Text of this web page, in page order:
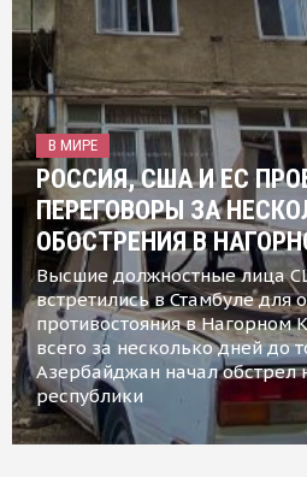
В МИРЕ
РОССИЯ, США И ЕС
ПЕРЕГОВОРЫ ЗА
ОБОСТРЕНИЯ В
Высшие должностные лица
встретились в Стамбуле для
противостояния в Нагорном
всего за несколько дней до
Азербайджан начал обстрел
республики